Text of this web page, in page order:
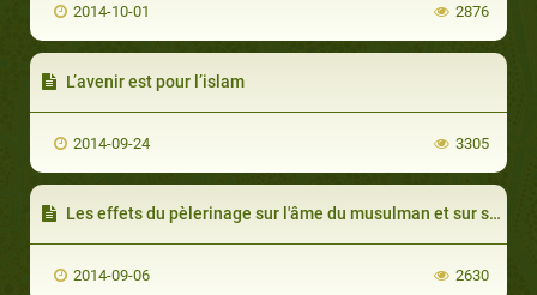
2014-10-01 2876
L’avenir est pour l’islam
2014-09-24 3305
Les effets du pèlerinage sur l'âme du musulman et sur sa vie
2014-09-06 2630